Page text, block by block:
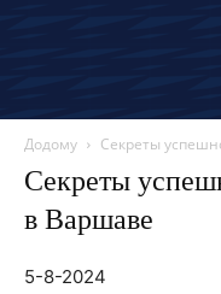
Додому Секреты
Секреты
в Варшаве
5-8-2024